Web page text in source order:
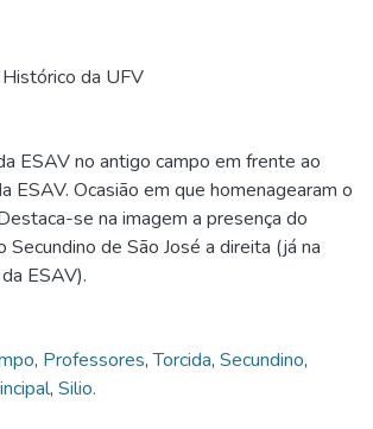
da UFV
ESAV no antigo campo em frente ao
ESAV. Ocasião em que homenagearam o
se na imagem a presença do
de São José a direita (já na
ESAV).
, Professores,Torcida, Secundino,
, Silio.